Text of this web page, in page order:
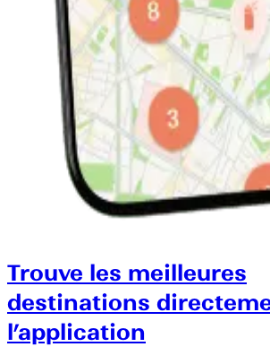
Trouve les meilleures
destinations
l’application